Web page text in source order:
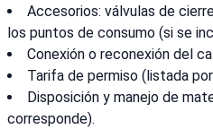
Accesorios: válvulas de
los puntos de consumo (si se
Conexión o reconexión del
Tarifa de permiso (listada
Disposición y manejo de
corresponde).